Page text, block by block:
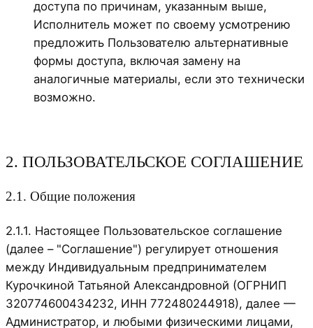
доступа по причинам, указанным выше,
Исполнитель может по своему усмотрению
предложить Пользователю альтернативные
формы доступа, включая замену на
аналогичные материалы, если это технически
возможно.
2. ПОЛЬЗОВАТЕЛЬСКОЕ СОГЛАШЕНИЕ
2.1. Общие положения
2.1.1. Настоящее Пользовательское соглашение
(далее – "Соглашение") регулирует отношения
между Индивидуальным предпринимателем
Курочкиной Татьяной Александровной (ОГРНИП
320774600434232, ИНН 772480244918), далее —
Администратор, и любыми физическими лицами,